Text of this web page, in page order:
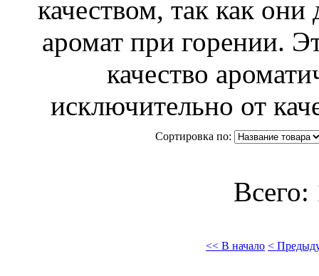
качеством, так как
аромат при горении.
качество
исключительно от
Сортировка по:
Всего:
<< В начало <